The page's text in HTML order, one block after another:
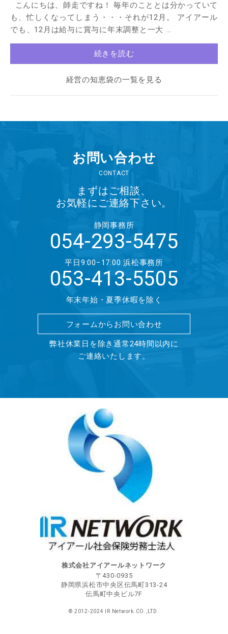
こんにちは、師走ですね！ 毎年のこととは分かっていて
も、忙しくなってしまう・・・それが12月。 アイアール
でも、12月は給与に賞与に年末調整と一大 ...
続きを読む
経営の知恵袋の一覧を見る
お問い合わせ
CONTACT
まずはご相談、
お気軽にご連絡下さい。
静岡事務所
054-293-5475
平日9:00−17:00 浜松事務所
053-413-5505
年末年始・夏季休暇を除く
フォームからお問い合わせ
弊社休業日を除き通常24時間以内に
ご連絡いたします。
株式会社アイアールネットワーク
〒 430-0935
静岡県浜松市中央区伝馬町313-24
伝馬町中央ビル7F
© 2012-2024 IR Network.CO.,LTD.